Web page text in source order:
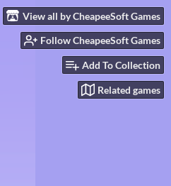
View all by CheapeeSoft Games
Follow CheapeeSoft Games
Add To Collection
Related games